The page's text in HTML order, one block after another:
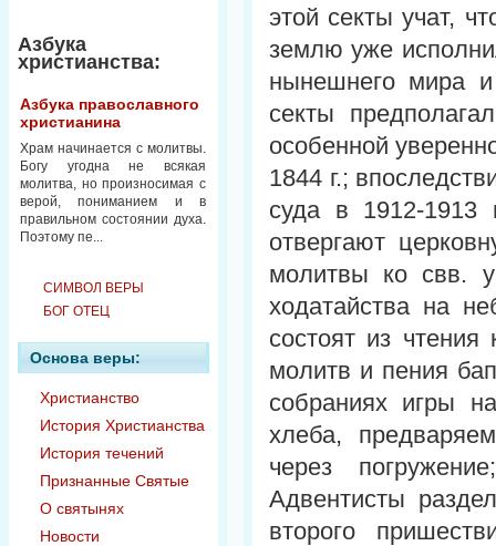
Азбука
христианства:
Азбука православного
христианина
Храм начинается с молитвы.
Богу угодна не всякая
молитва, но произносимая с
верой, пониманием и в
правильном состоянии духа.
Поэтому пе...
СИМВОЛ ВЕРЫ
БОГ ОТЕЦ
Основа веры:
Христианство
История Христианства
История течений
Признанные Святые
О святынях
Новости
этой секты учат,
землю уже
нынешнего мира и
секты
особенной
1844 г.;
суда в 1912-
отвергают
молитвы ко свв.
ходатайства на
состоят из
молитв и пения
собраниях игры
хлеба,
через
Адвентисты
второго